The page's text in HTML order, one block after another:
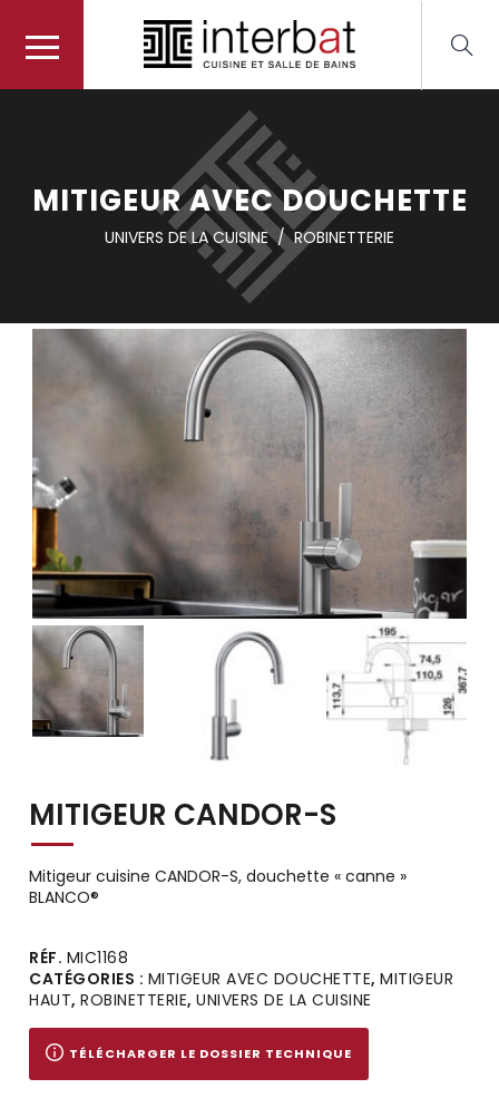
MITIGEUR AVEC DOUCHETTE
UNIVERS DE LA CUISINE/ROBINETTERIE
MITIGEUR CANDOR-S
Mitigeur cuisine CANDOR-S, douchette « canne »
BLANCO®
Alternative:
RÉF. MIC1168
CATÉGORIES : MITIGEUR AVEC DOUCHETTE,MITIGEUR
HAUT,ROBINETTERIE,UNIVERS DE LA CUISINE
TÉLÉCHARGER LE DOSSIER TECHNIQUE